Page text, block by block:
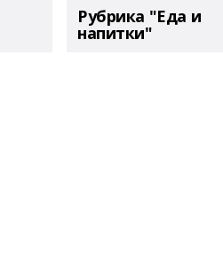
Рубрика "Еда и
напитки"